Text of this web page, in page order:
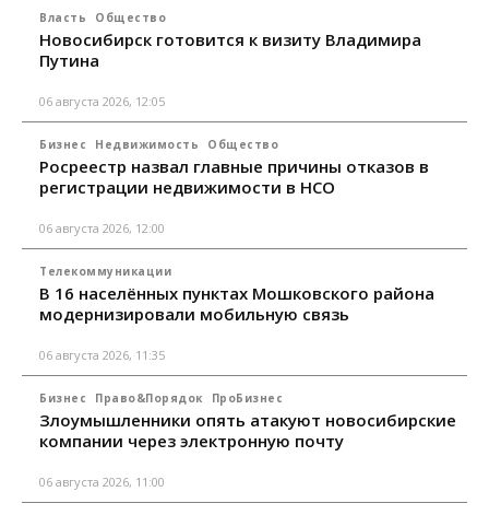
Власть Общество
Новосибирск готовится к визиту Владимира
Путина
06 августа 2026, 12:05
Бизнес Недвижимость Общество
Росреестр назвал главные причины отказов в
регистрации недвижимости в НСО
06 августа 2026, 12:00
Телекоммуникации
В 16 населённых пунктах Мошковского района
модернизировали мобильную связь
06 августа 2026, 11:35
Бизнес Право&Порядок ПроБизнес
Злоумышленники опять атакуют новосибирские
компании через электронную почту
06 августа 2026, 11:00